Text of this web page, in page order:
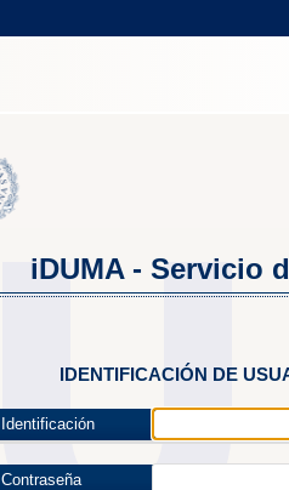
iDUMA - Servicio
IDENTIFICACIÓN DE
Identificación
Contraseña